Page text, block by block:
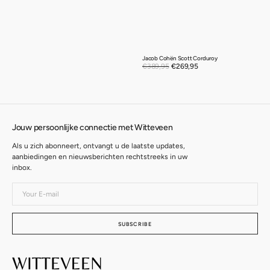
Jacob Cohën Scott Corduroy
Regular
€389,95
Sale
€269,95
Jouw persoonlijke connectie met Witteveen
Als u zich abonneert, ontvangt u de laatste updates,
aanbiedingen en nieuwsberichten rechtstreeks in uw
inbox.
mail
SUBSCRIBE